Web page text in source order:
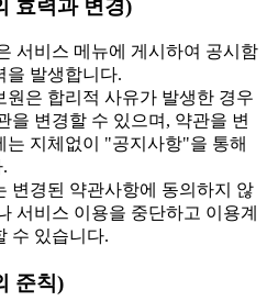
효력과 변경)
서비스 메뉴에 게시하여 공시함
을 발생합니다.
은 합리적 사유가 발생한 경우
을 변경할 수 있으며, 약관을 변
는 지체없이 "공지사항"을 통해
변경된 약관사항에 동의하지 않
서비스 이용을 중단하고 이용계
수 있습니다.
준칙)